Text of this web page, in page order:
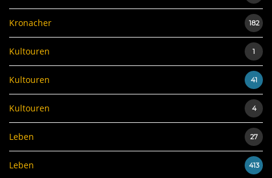
Kronacher 182
Kultouren 1
Kultouren 41
Kultouren 4
Leben 27
Leben 413